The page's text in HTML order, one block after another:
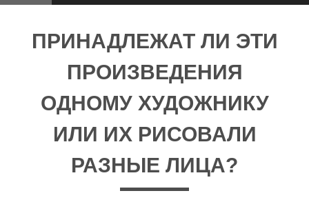
ПРИНАДЛЕЖАТ ЛИ ЭТИ
ПРОИЗВЕДЕНИЯ
ОДНОМУ ХУДОЖНИКУ
ИЛИ ИХ РИСОВАЛИ
РАЗНЫЕ ЛИЦА?